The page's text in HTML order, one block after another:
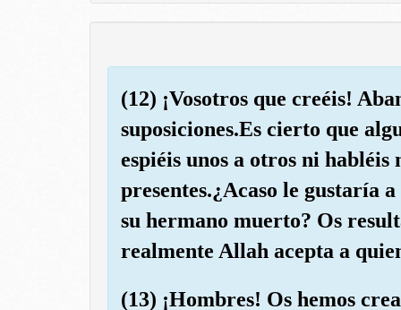
(12) ¡Vosotros que creéis!
suposiciones.Es cierto que
espiéis unos a otros ni habléis
presentes.¿Acaso le gustaría
su hermano muerto? Os
realmente Allah acepta a
(13) ¡Hombres! Os hemos